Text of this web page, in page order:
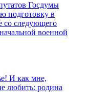
Госдумы
подготовку в
со следующего
военной
И как мне,
любить: родина